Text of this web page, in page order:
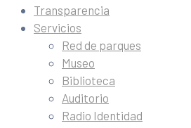
Transparencia
Servicios
Red de parques
Museo
Biblioteca
Auditorio
Radio Identidad